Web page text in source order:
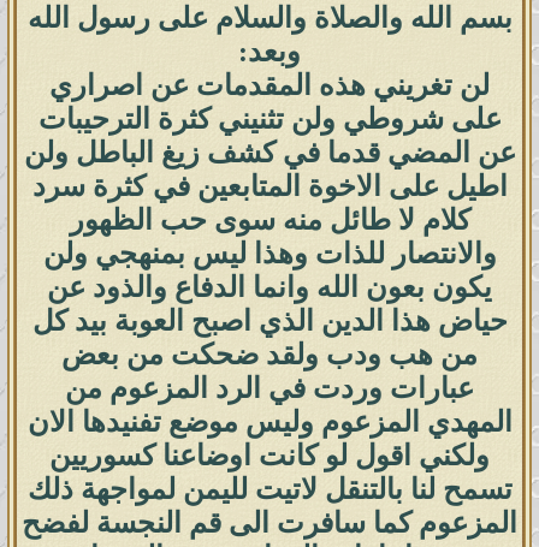
بسم الله والصلاة والسلام على رسول الله
وبعد:
لن تغريني هذه المقدمات عن اصراري
على شروطي ولن تثنيني كثرة الترحيبات
عن المضي قدما في كشف زيغ الباطل ولن
اطيل على الاخوة المتابعين في كثرة سرد
كلام لا طائل منه سوى حب الظهور
والانتصار للذات وهذا ليس بمنهجي ولن
يكون بعون الله وانما الدفاع والذود عن
حياض هذا الدين الذي اصبح العوبة بيد كل
من هب ودب ولقد ضحكت من بعض
عبارات وردت في الرد المزعوم من
المهدي المزعوم وليس موضع تفنيدها الان
ولكني اقول لو كانت اوضاعنا كسوريين
تسمح لنا بالتنقل لاتيت لليمن لمواجهة ذلك
المزعوم كما سافرت الى قم النجسة لفضح